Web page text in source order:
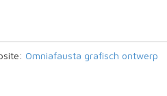
Omniafausta grafisch ontwerp